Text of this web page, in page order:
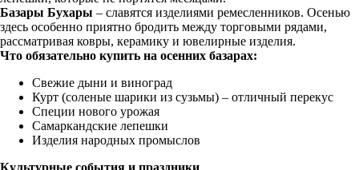
Базары Бухары – славятся изделиями ремесленников. Осенью
здесь особенно приятно бродить между торговыми рядами,
рассматривая ковры, керамику и ювелирные изделия.
Что обязательно купить на осенних базарах:
Свежие дыни и виноград
Курт (соленые шарики из сузьмы) – отличный перекус
Специи нового урожая
Самаркандские лепешки
Изделия народных промыслов
Культурные события и праздники